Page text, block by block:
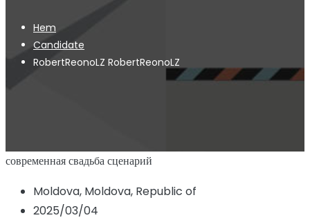
Hem
Candidate
RobertReonoLZ RobertReonoLZ
современная свадьба сценарий
Moldova, Moldova, Republic of
2025/03/04